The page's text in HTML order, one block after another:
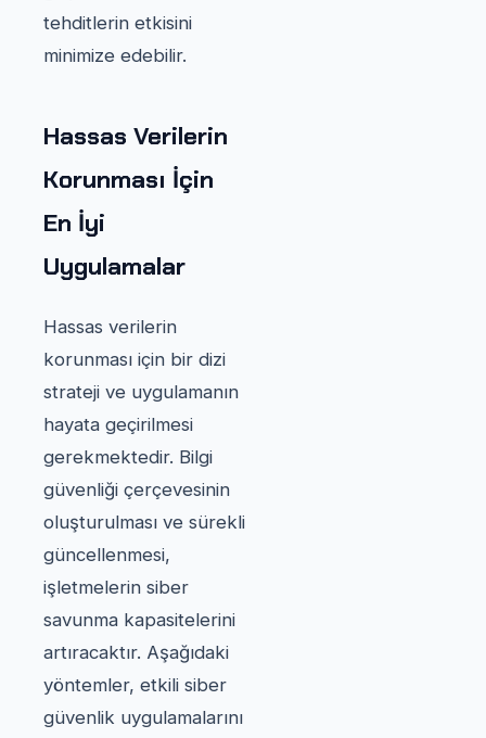
tehditlerin etkisini
minimize edebilir.
Hassas Verilerin
Korunması İçin
En İyi
Uygulamalar
Hassas verilerin
korunması için bir dizi
strateji ve uygulamanın
hayata geçirilmesi
gerekmektedir. Bilgi
güvenliği çerçevesinin
oluşturulması ve sürekli
güncellenmesi,
işletmelerin siber
savunma kapasitelerini
artıracaktır. Aşağıdaki
yöntemler, etkili siber
güvenlik uygulamalarını